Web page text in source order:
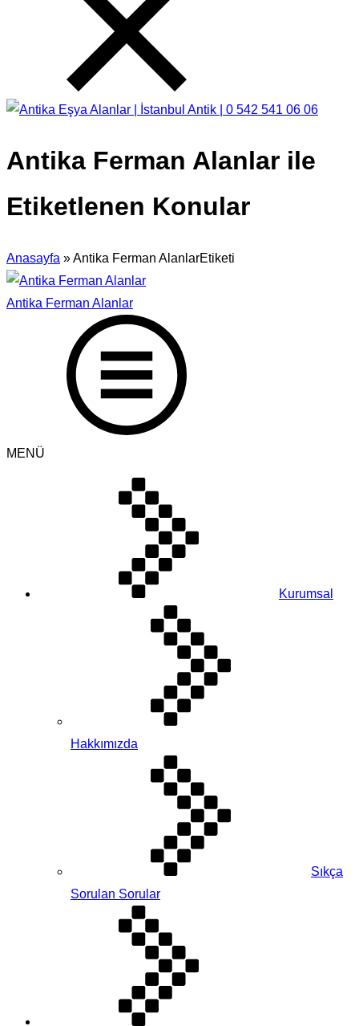
Antika Ferman Alanlar ile
Etiketlenen Konular
Anasayfa »Antika Ferman AlanlarEtiketi
Antika Ferman Alanlar
MENÜ
Kurumsal
Hakkımızda
Sıkça
Sorulan Sorular